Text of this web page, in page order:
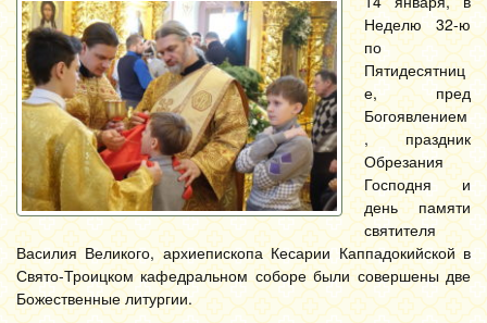
Неделю 32-ю
по
Пятидесятниц
е, пред
Богоявлением
, праздник
Обрезания
Господня и
день памяти
святителя
Василия Великого, архиепископа Кесарии Каппадокийской в
Свято-Троицком кафедральном соборе были совершены две
Божественные литургии.